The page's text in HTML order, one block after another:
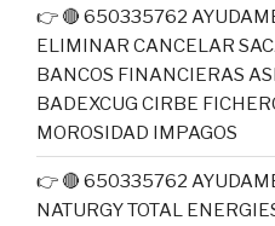
👉 🔴 650335762
ELIMINAR CANCELAR
BANCOS FINANCIERAS
BADEXCUG CIRBE
MOROSIDAD IMPAGOS
👉 🔴 650335762
NATURGY TOTAL